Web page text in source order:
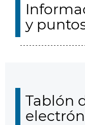
y
Tablón